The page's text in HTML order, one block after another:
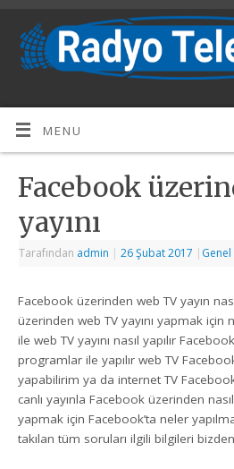
MENU
Facebook
yayını
Tarafından admin | 26 Şubat 2017 | Genel
Facebook üzerinden web TV yayın
üzerinden web TV yayını yapmak
ile web TV yayını nasıl yapılır
programlar ile yapılır web TV
yapabilirim ya da internet TV
canlı yayınla Facebook üzerinden
yapmak için Facebook’ta neler
takılan tüm soruları ilgili bilgileri